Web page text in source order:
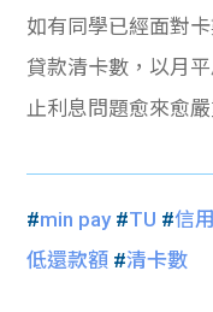
如有同學已經面對
貸款清卡數，以月
止利息問題愈來愈嚴
#min pay#TU #信
低還款額 #清卡數